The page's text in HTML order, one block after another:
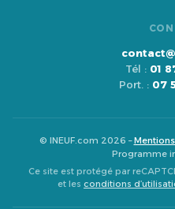
Tél : 01
Port. : 07
© INEUF.com 2026 –
Programme
Ce site est protégé par
et les conditions